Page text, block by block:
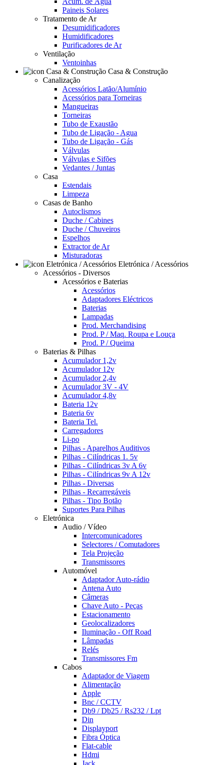
Paineis Solares
Tratamento de Ar
Desumidificadores
Humidificadores
Purificadores de Ar
Ventilação
Ventoinhas
Casa & Construção
Canalização
Acessórios Latão/Alumínio
Acessórios para Torneiras
Mangueiras
Torneiras
Tubo de Exaustão
Tubo de Ligação - Agua
Tubo de Ligação - Gás
Válvulas
Válvulas e Sifões
Vedantes / Juntas
Casa
Estendais
Limpeza
Casas de Banho
Autoclismos
Duche / Cabines
Duche / Chuveiros
Espelhos
Extractor de Ar
Misturadoras
Eletrónica / Acessórios
Acessórios - Diversos
Acessórios e Baterias
Acessórios
Adaptadores Eléctricos
Baterias
Lampadas
Prod. Merchandising
Prod. P / Maq. Roupa e Louça
Prod. P / Queima
Baterias & Pilhas
Acumulador 1,2v
Acumulador 12v
Acumulador 2,4v
Acumulador 3V - 4V
Acumulador 4,8v
Bateria 12v
Bateria 6v
Bateria Tel.
Carregadores
Li-po
Pilhas - Aparelhos Auditivos
Pilhas - Cilíndricas 1. 5v
Pilhas - Cilíndricas 3v A 6v
Pilhas - Cilíndricas 9v A 12v
Pilhas - Diversas
Pilhas - Recarregáveis
Pilhas - Tipo Botão
Suportes Para Pilhas
Eletrónica
Audio / Vídeo
Intercomunicadores
Selectores / Comutadores
Tela Projeção
Transmissores
Automóvel
Adaptador Auto-rádio
Antena Auto
Câmeras
Chave Auto - Peças
Estacionamento
Geolocalizadores
Iluminação - Off Road
Lâmpadas
Relés
Transmissores Fm
Cabos
Adaptador de Viagem
Alimentação
Apple
Bnc / CCTV
Db9 / Db25 / Rs232 / Lpt
Din
Displayport
Fibra Óptica
Flat-cable
Hdmi
Jack